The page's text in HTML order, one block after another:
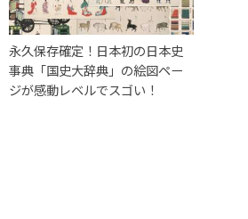
永久保存確定！日本初の日本史
事典「国史大辞典」の絵図ペー
ジが感動レベルでスゴい！